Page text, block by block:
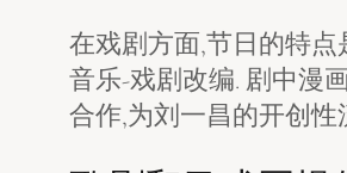
在戏剧方面,节日的特点
音乐-戏剧改编. 剧中漫
合作,为刘一昌的开创性